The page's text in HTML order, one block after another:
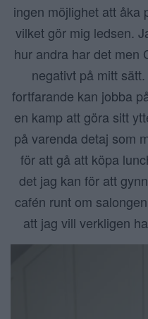
ingen möjlighet att åka
vilket gör mig ledsen.
hur andra har det men
negativt på mitt
fortfarande kan jobba
en kamp att göra sitt
på varenda detaj som
för att gå att köpa
det jag kan för att
cafén runt om
att jag vill verkligen